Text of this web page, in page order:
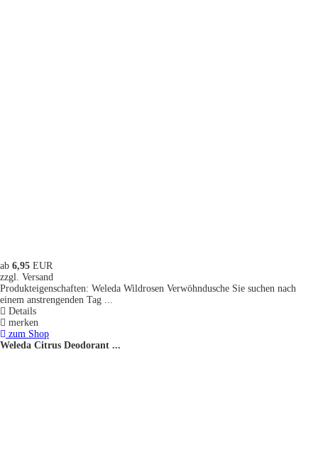
ab 6,95 EUR
zzgl. Versand
Produkteigenschaften: Weleda Wildrosen Verwöhndusche Sie suchen nach
einem anstrengenden Tag ...
Details
merken
zum Shop
Weleda Citrus Deodorant ...